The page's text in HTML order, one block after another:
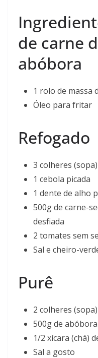
de carne
abóbora
1 rolo de massa
Óleo para fritar
Refogado
3 colheres
1 cebola picada
1 dente de alho
500g de carne-
desfiada
2 tomates sem
Sal e cheiro-
Purê
2 colheres
500g de
1/2 xícara (chá)
Sal a gosto